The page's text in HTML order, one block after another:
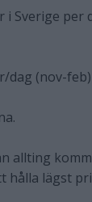
i Sverige per
dag (nov-
allting
hålla lägst